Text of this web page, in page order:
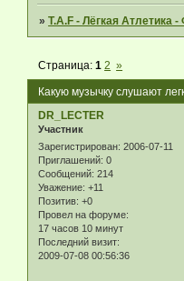
»T.A.F - Лёгкая Атлетика
Какую музычку слушают
Страница:1 2 »
DR_LECTER
Участник
Зарегистрирован: 2006-07-11
Приглашений: 0
Сообщений: 214
Уважение: +11
Позитив: +0
Провел на форуме:
17 часов 10 минут
Последний визит:
2009-07-08 00:56:36